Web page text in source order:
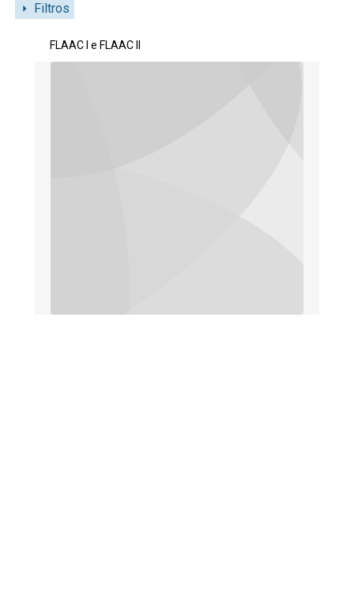
Filtros
Resultados da lista de itens
FLAAC I e FLAAC II